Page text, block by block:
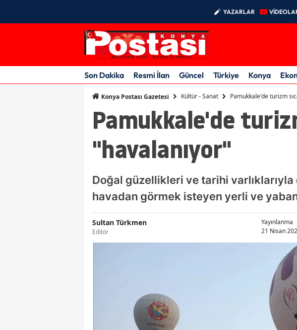
YAZARLAR
Son Dakika Resmi İlan Güncel Türkiye Konya
Konya Postası Gazetesi Kültür - Sanat Pamukkale'de turizm
Pamukkale'de
"havalanıyor"
Doğal güzellikleri ve tarihi
havadan görmek isteyen yerli ve
Sultan Türkmen
Editör
Yayınlanma
21 Nisan